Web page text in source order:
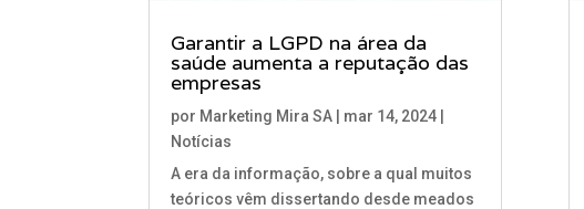
Garantir a LGPD na área da
saúde aumenta a reputação das
empresas
por Marketing Mira SA mar 14, 2024
Notícias
A era da informação, sobre a qual muitos
teóricos vêm dissertando desde meados